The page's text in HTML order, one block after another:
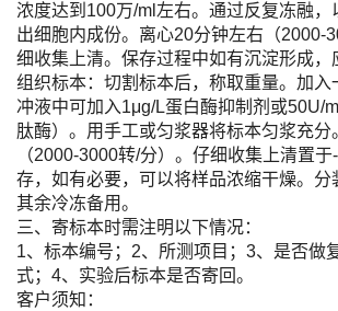
浓度达到100万/ml左右。通过反复冻融，
出细胞内成份。离心20分钟左右（2000-
细收集上清。保存过程中如有沉淀形成，
组织标本：切割标本后，称取重量。加
冲液中可加入1μg/L蛋白酶抑制剂或50U/
肽酶）。用手工或匀浆器将标本匀浆充分
（2000-3000转/分）。仔细收集上清置
存，如有必要，可以将样品浓缩干燥。分
其余冷冻备用。
三、寄标本时需注明以下情况：
1、标本编号；2、所测项目；3、是否做
式；4、实验后标本是否寄回。
客户须知：